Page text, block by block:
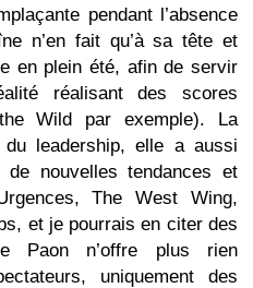
pendant l’absence
n’en fait qu’à sa tête et
en plein été, afin de servir
réalisant des scores
Wild par exemple). La
leadership, elle a aussi
nouvelles tendances et
The West Wing,
et je pourrais en citer des
Paon n’offre plus rien
uniquement des